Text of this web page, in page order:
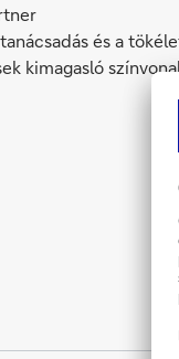
és a
kimagasló